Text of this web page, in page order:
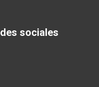
sociales